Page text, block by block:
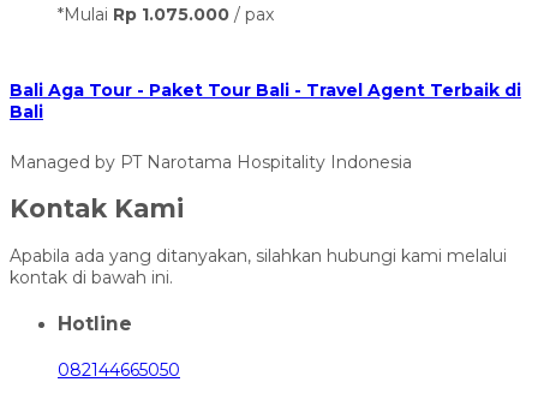
*Mulai Rp 1.075.000 / pax
Bali Aga Tour - Paket Tour Bali - Travel Agent Terbaik di
Bali
Managed by PT Narotama Hospitality Indonesia
Kontak Kami
Apabila ada yang ditanyakan, silahkan hubungi kami melalui
kontak di bawah ini.
Hotline
082144665050